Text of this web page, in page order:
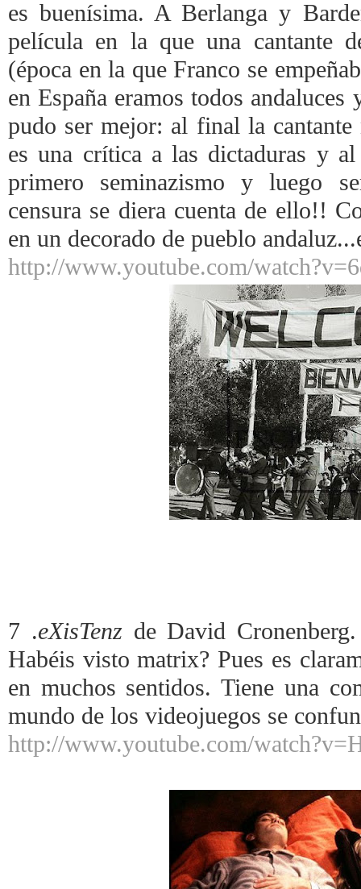
es buenísima. A Berlanga y
película en la que una cantante
(época en la que Franco se
en España eramos todos
pudo ser mejor: al final la
es una crítica a las dictaduras y
primero seminazismo y luego
censura se diera cuenta de ello!!
en un decorado de pueblo
http://www.youtube.com/
7 .eXisTenzde David
Habéis visto matrix? Pues es
en muchos sentidos. Tiene una
mundo de los videojuegos se
http://www.youtube.com/